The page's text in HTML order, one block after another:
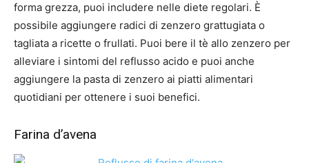
forma grezza, puoi includere nelle diete regolari. È
possibile aggiungere radici di zenzero grattugiata o
tagliata a ricette o frullati. Puoi bere il tè allo zenzero per
alleviare i sintomi del reflusso acido e puoi anche
aggiungere la pasta di zenzero ai piatti alimentari
quotidiani per ottenere i suoi benefici.
Farina d’avena